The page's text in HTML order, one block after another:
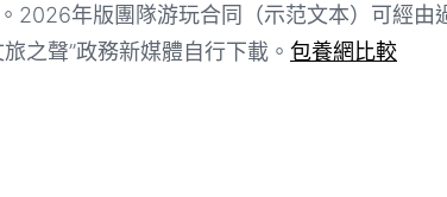
2026年版團隊游玩合同（示范文本）可經由
之聲”政務新媒體自行下載。 包養網比較